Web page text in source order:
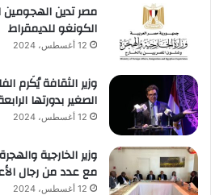
مصر تدين
الكونغو للديمقراط
12 أغسطس، 2024
وزير الثقافة يُكَرم
الصغير بدورتها الرابعة
12 أغسطس، 2024
وزير الخارجية
مع عدد من رجال
12 أغسطس، 2024